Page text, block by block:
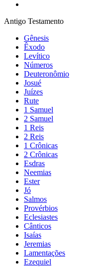
Antigo Testamento
Gênesis
Êxodo
Levítico
Números
Deuteronômio
Josué
Juízes
Rute
1 Samuel
2 Samuel
1 Reis
2 Reis
1 Crônicas
2 Crônicas
Esdras
Neemias
Ester
Jó
Salmos
Provérbios
Eclesiastes
Cânticos
Isaías
Jeremias
Lamentações
Ezequiel